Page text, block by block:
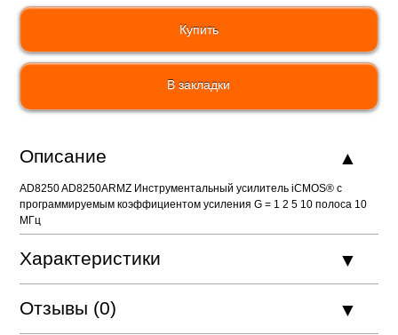
В закладки
Описание
AD8250 AD8250ARMZ Инструментальный усилитель iCMOS® с
программируемым коэффициентом усиления G = 1 2 5 10 полоса 10
МГц
Характеристики
Отзывы (0)